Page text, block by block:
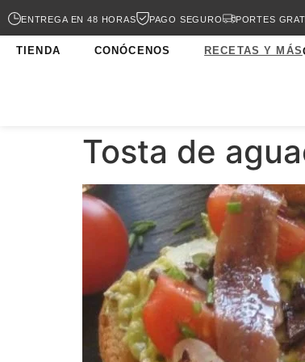
ENTREGA EN 48 HORAS PAGO SEGURO PORTES
TIENDA CONÓCENOS RECETAS Y MÁS
Tosta de